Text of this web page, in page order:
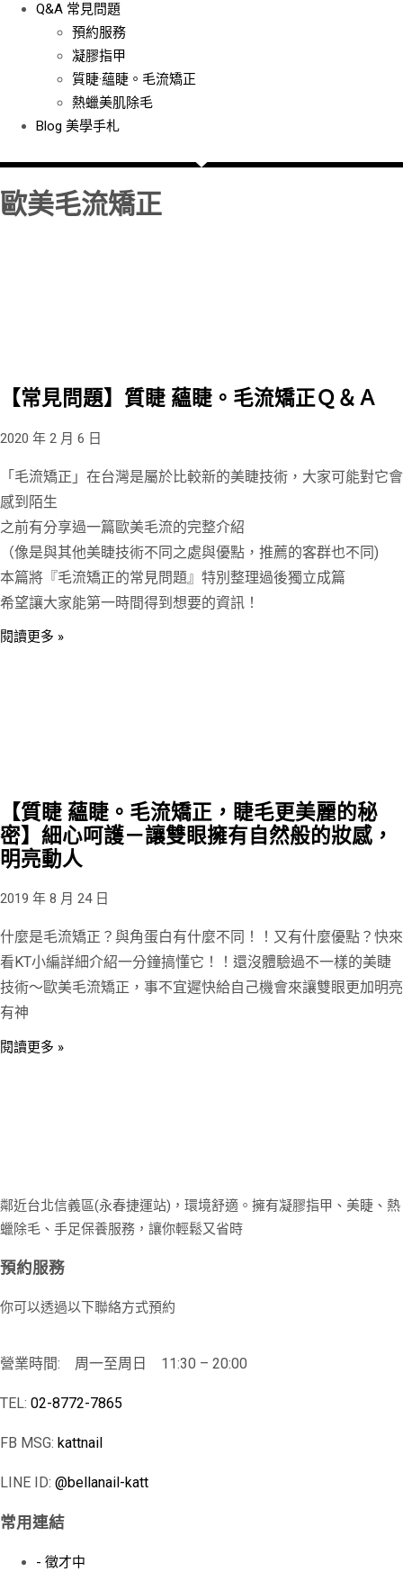
Q&A 常見問題
預約服務
凝膠指甲
質睫·蘊睫。毛流矯正
熱蠟美肌除毛
Blog 美學手札
歐美毛流矯正
【常見問題】質睫 蘊睫。毛流矯正Ｑ＆Ａ
2020 年 2 月 6 日
「毛流矯正」在台灣是屬於比較新的美睫技術，大家可能對它會
感到陌生
之前有分享過一篇歐美毛流的完整介紹
（像是與其他美睫技術不同之處與優點，推薦的客群也不同)
本篇將『毛流矯正的常見問題』特別整理過後獨立成篇
希望讓大家能第一時間得到想要的資訊！
閱讀更多 »
【質睫 蘊睫。毛流矯正，睫毛更美麗的秘
密】細心呵護－讓雙眼擁有自然般的妝感，
明亮動人
2019 年 8 月 24 日
什麼是毛流矯正？與角蛋白有什麼不同！！又有什麼優點？快來
看KT小編詳細介紹一分鐘搞懂它！！還沒體驗過不一樣的美睫
技術～歐美毛流矯正，事不宜遲快給自己機會來讓雙眼更加明亮
有神
閱讀更多 »
鄰近台北信義區(永春捷運站)，環境舒適。擁有凝膠指甲、美睫、熱
蠟除毛、手足保養服務，讓你輕鬆又省時
預約服務
你可以透過以下聯絡方式預約
營業時間: 周一至周日 11:30 – 20:00
TEL: 02-8772-7865
FB MSG: kattnail
LINE ID: @bellanail-katt
常用連結
- 徵才中